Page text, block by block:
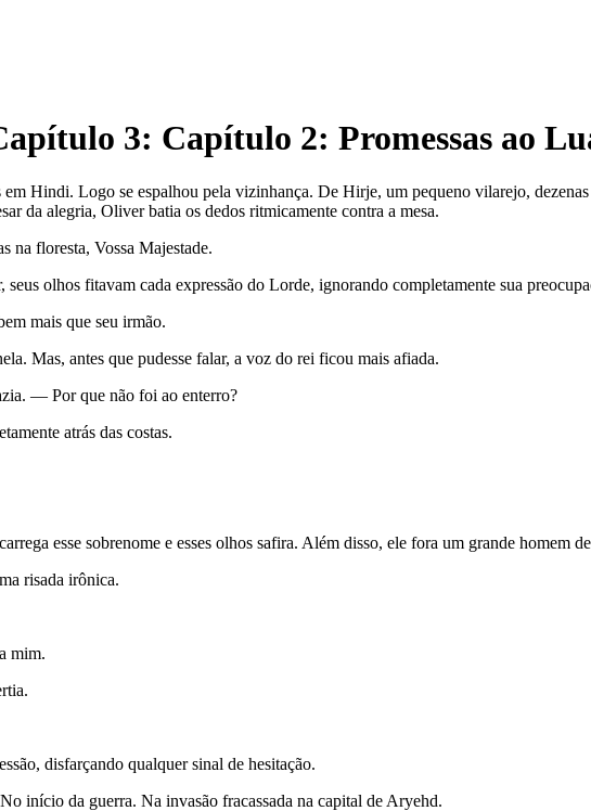
3: Capítulo 2: Promessas ao
Hindi. Logo se espalhou pela vizinhança. De Hirje, um pequeno vilarejo,
da alegria, Oliver batia os dedos ritmicamente contra a mesa.
na floresta, Vossa Majestade.
olhos fitavam cada expressão do Lorde, ignorando completamente sua
mais que seu irmão.
Mas, antes que pudesse falar, a voz do rei ficou mais afiada.
— Por que não foi ao enterro?
atrás das costas.
esse sobrenome e esses olhos safira. Além disso, ele fora um grande homem
risada irônica.
mim.
disfarçando qualquer sinal de hesitação.
da guerra. Na invasão fracassada na capital de Aryehd.